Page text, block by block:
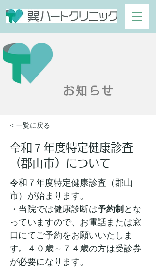
お知らせ
< 一覧に戻る
令和７年度特定健康診査
（郡山市）について
令和７年度特定健康診査（郡山
市）が始まります。
・当院では健康診断は予約制とな
っていますので、お電話または窓
口にてご予約をお願いいたしま
す。４０歳～７４歳の方は受診券
が必要になります。